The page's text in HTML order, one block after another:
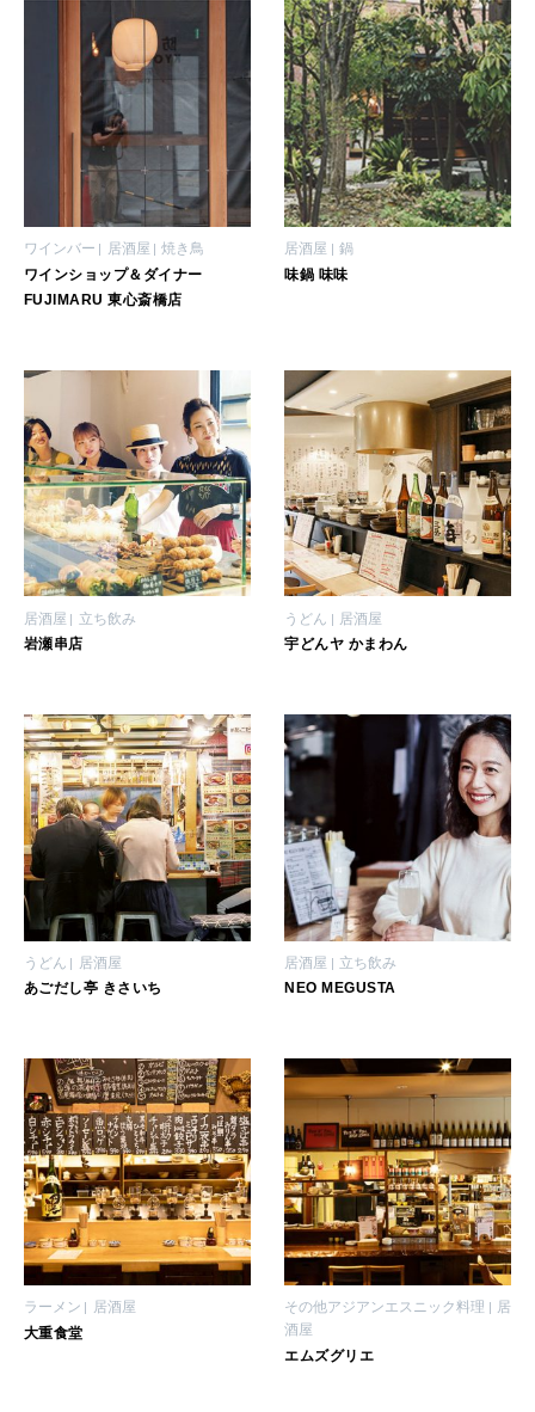
ワインバー 居酒屋 焼き鳥
ワインショップ＆ダイナー
FUJIMARU 東心斎橋店
居酒屋 鍋
味鍋 味味
居酒屋 立ち飲み
岩瀬串店
うどん 居酒屋
宇どんヤ かまわん
うどん 居酒屋
あごだし亭 きさいち
居酒屋 立ち飲み
NEO MEGUSTA
ラーメン 居酒屋
大重食堂
その他アジアンエスニック料理
居
酒屋
エムズグリエ